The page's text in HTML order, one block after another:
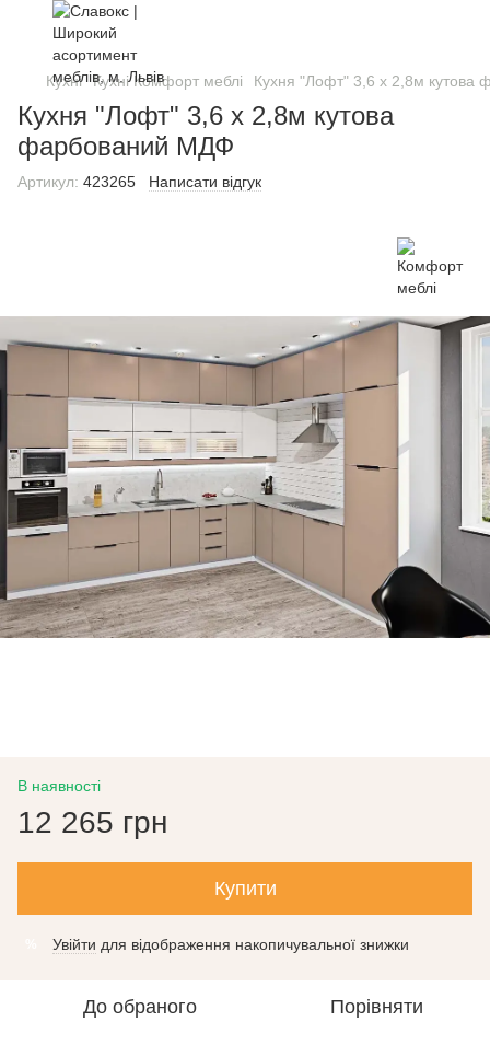
Кухні Кухні Комфорт меблі Кухня "Лофт" 3,6 х 2,8м
Кухня "Лофт" 3,6 х 2,8м кутова
фарбований МДФ
Артикул: 423265 Написати відгук
В наявності
12 265 грн
Купити
Увійти для відображення накопичувальної знижки
До обраного Порівняти